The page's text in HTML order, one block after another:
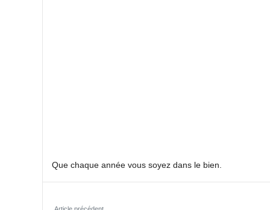
Que chaque année vous soyez dans le bien.